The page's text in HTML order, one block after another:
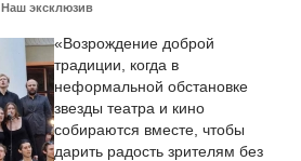
Наш эксклюзив
«Возрождение доброй
традиции, когда в
неформальной обстановке
звезды театра и кино
собираются вместе, чтобы
дарить радость зрителям без